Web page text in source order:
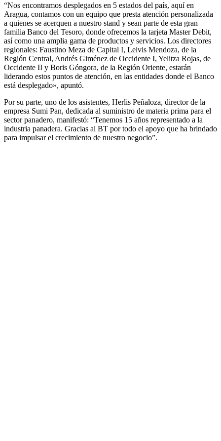
“Nos encontramos desplegados en 5 estados del país, aquí en
Aragua, contamos con un equipo que presta atención personalizada
a quienes se acerquen a nuestro stand y sean parte de esta gran
familia Banco del Tesoro, donde ofrecemos la tarjeta Master Debit,
así como una amplia gama de productos y servicios. Los directores
regionales: Faustino Meza de Capital I, Leivis Mendoza, de la
Región Central, Andrés Giménez de Occidente I, Yelitza Rojas, de
Occidente II y Boris Góngora, de la Región Oriente, estarán
liderando estos puntos de atención, en las entidades donde el Banco
está desplegado», apuntó.
Por su parte, uno de los asistentes, Herlis Peñaloza, director de la
empresa Sumi Pan, dedicada al suministro de materia prima para el
sector panadero, manifestó: “Tenemos 15 años representado a la
industria panadera. Gracias al BT por todo el apoyo que ha brindado
para impulsar el crecimiento de nuestro negocio”.